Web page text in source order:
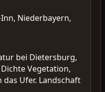
Niederbayern,
bei Dietersburg,
Vegetation,
Ufer. Landschaft